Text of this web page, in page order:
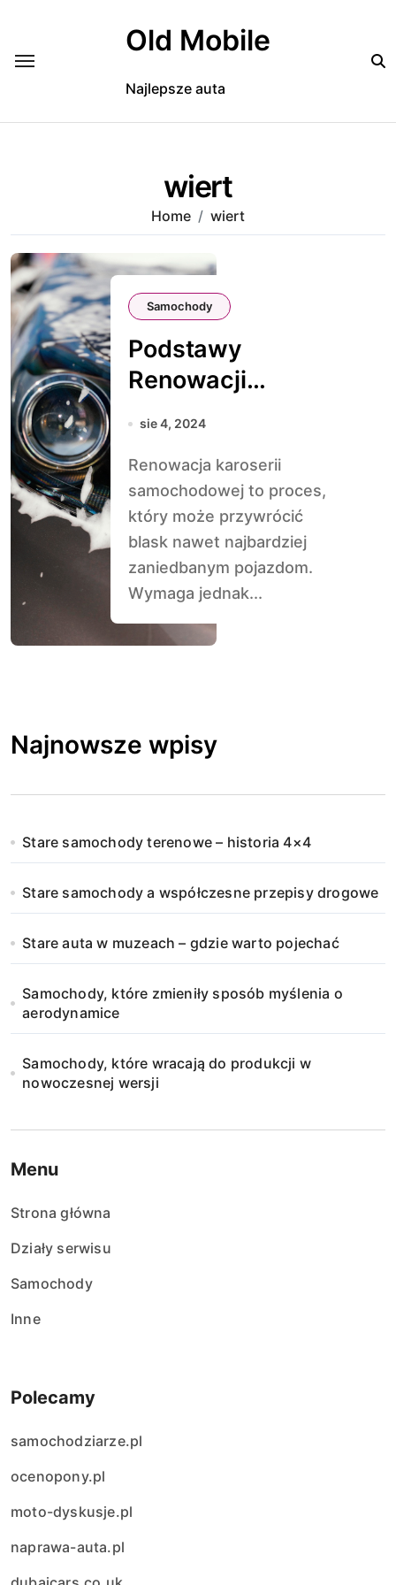
Old Mobile
Najlepsze auta
wiert
Home wiert
Samochody
Podstawy
Renowacji
Karoserii: Od
sie 4, 2024
Renowacja karoserii
samochodowej to proces,
który może przywrócić
blask nawet najbardziej
zaniedbanym pojazdom.
Wymaga jednak...
Najnowsze wpisy
Stare samochody terenowe – historia 4×4
Stare samochody a współczesne przepisy drogowe
Stare auta w muzeach – gdzie warto pojechać
Samochody, które zmieniły sposób myślenia o
aerodynamice
Samochody, które wracają do produkcji w
nowoczesnej wersji
Menu
Strona główna
Działy serwisu
Samochody
Inne
Polecamy
samochodziarze.pl
ocenopony.pl
moto-dyskusje.pl
naprawa-auta.pl